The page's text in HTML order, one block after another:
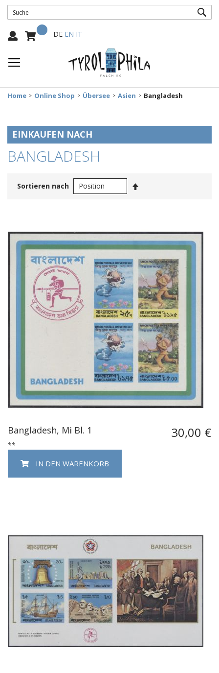
Mein Warenkorb
Select
DE EN IT
Home Online Shop Übersee Asien Bangladesh
BANGLADESH
Sortieren nach
Bangladesh, Mi Bl. 1 30,00 €
**
IN DEN WARENKORB
EINKAUFEN NACH